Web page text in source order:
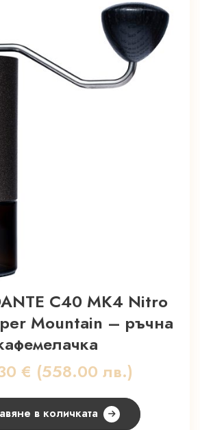
C40 MK4 Nitro
Mountain – ръчна
€ (558.00 лв.)
в количката